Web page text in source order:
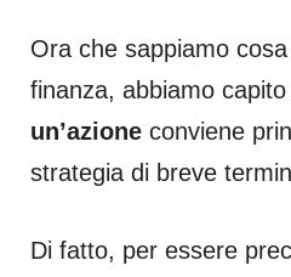
Ora che sappiamo
finanza, abbiamo
un’azione conviene
strategia di breve
Di fatto, per essere